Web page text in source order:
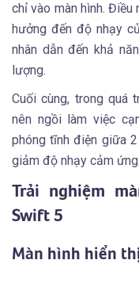
chỉ vào màn hình. Điều
hưởng đến độ nhạy
nhân dẫn đến khả
lượng.
Cuối cùng, trong quá
nên ngồi làm việc
phóng tĩnh điện giữa
giảm độ nhạy cảm ứng.
Trải nghiệm
Swift 5
Màn hình hiển